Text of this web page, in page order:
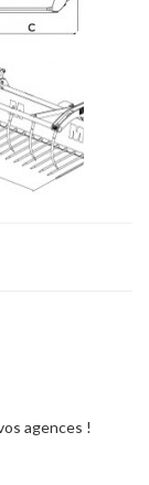
agences !